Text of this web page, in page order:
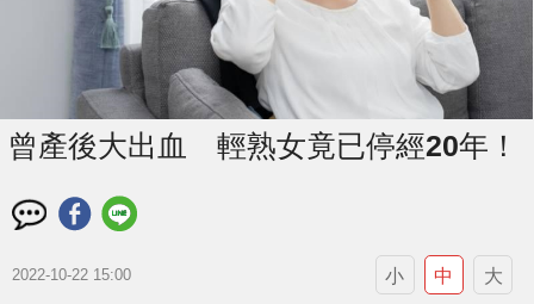
曾產後大出血 輕熟女竟已停經20年！
2022-10-22 15:00 小 中 大